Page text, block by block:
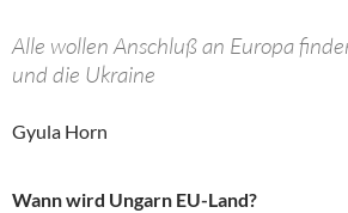
Alle wollen Anschluß an Europa
und die Ukraine
Gyula Horn
Wann wird Ungarn EU-Land?